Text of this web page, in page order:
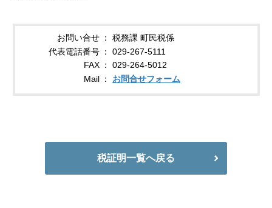
お問い合せ
税務課 町民税係
代表電話番号
029-267-5111
FAX
029-264-5012
Mail
お問合せフォーム
税証明一覧へ戻る